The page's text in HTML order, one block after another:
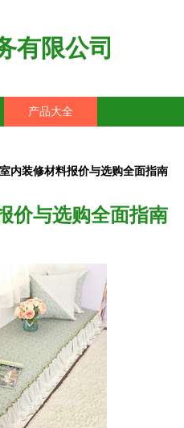
有限公司
产品大全
内装修材料报价与选购全面指南
价与选购全面指南